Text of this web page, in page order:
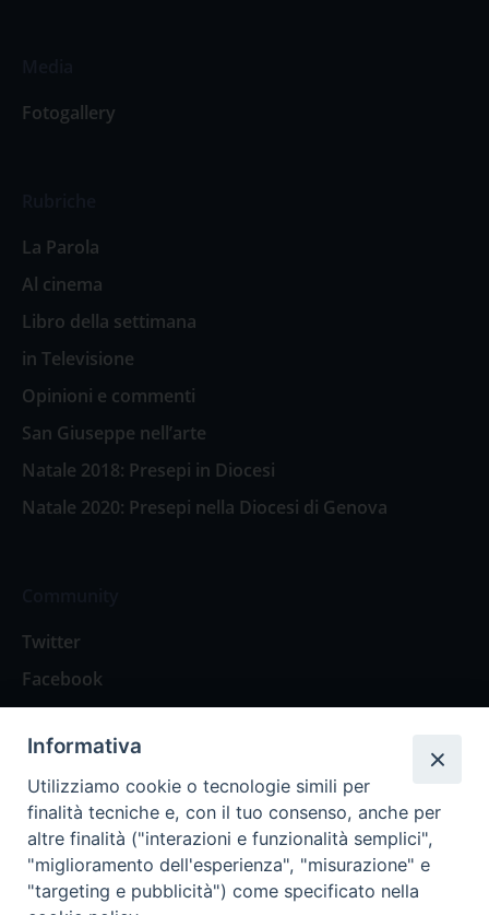
Fotogallery
La Parola
Al cinema
Libro della settimana
in Televisione
Opinioni e commenti
San Giuseppe nell’arte
Natale 2018: Presepi in Diocesi
Natale 2020: Presepi nella Diocesi di Genova
Twitter
Facebook
Spazio Lettori
Eventi
Eventi diocesani
Informativa
Utilizziamo cookie o tecnologie simili per
finalità tecniche e, con il tuo consenso, anche per
altre finalità ("interazioni e funzionalità semplici",
"miglioramento dell'esperienza", "misurazione" e
"targeting e pubblicità") come specificato nella